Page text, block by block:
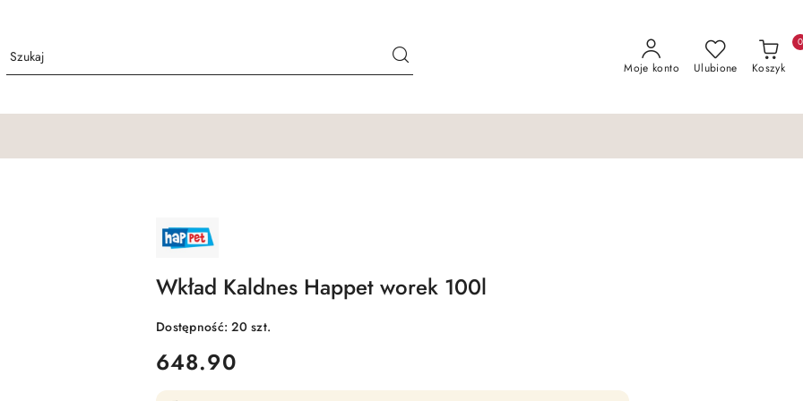
Moje konto Ulubione Koszyk
0
NAZWA
PRODUCENTA:
HAPPET
Wkład Kaldnes Happet worek 100l
Dostępność:20szt.
cena:
648.90